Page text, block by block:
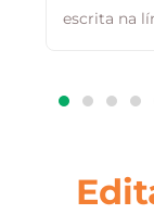
escrita na